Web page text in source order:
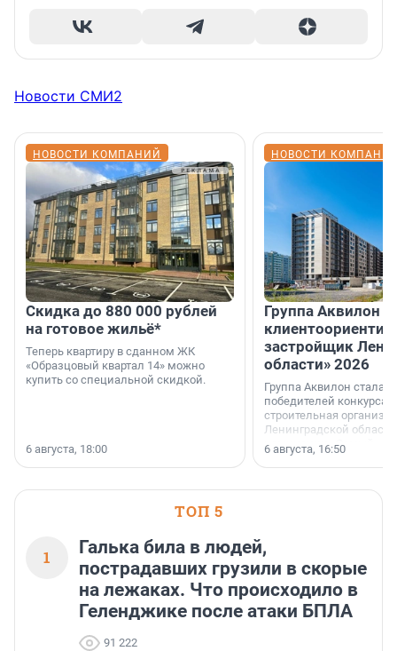
Новости СМИ2
НОВОСТИ КОМПАНИЙ
Скидка до 880 000 рублей
на готовое жильё*
Теперь квартиру в сданном ЖК
«Образцовый квартал 14» можно
купить со специальной скидкой.
6 августа, 18:00
НОВОСТИ
Группа Аквилон
застройщик
области» 2026
Группа Аквилон стала
победителей конкурса
строительная
Ленинградской области
номинации «Самый
застройщик
области».
6 августа, 16:50
ТОП 5
1
Галька била в людей,
пострадавших грузили в скорые
на лежаках. Что происходило в
Геленджике после атаки БПЛА
91 222